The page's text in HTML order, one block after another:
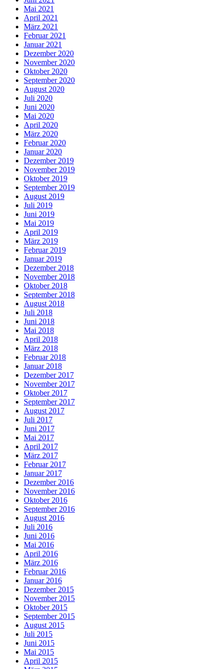
Mai 2021
April 2021
März 2021
Februar 2021
Januar 2021
Dezember 2020
November 2020
Oktober 2020
September 2020
August 2020
Juli 2020
Juni 2020
Mai 2020
April 2020
März 2020
Februar 2020
Januar 2020
Dezember 2019
November 2019
Oktober 2019
September 2019
August 2019
Juli 2019
Juni 2019
Mai 2019
April 2019
März 2019
Februar 2019
Januar 2019
Dezember 2018
November 2018
Oktober 2018
September 2018
August 2018
Juli 2018
Juni 2018
Mai 2018
April 2018
März 2018
Februar 2018
Januar 2018
Dezember 2017
November 2017
Oktober 2017
September 2017
August 2017
Juli 2017
Juni 2017
Mai 2017
April 2017
März 2017
Februar 2017
Januar 2017
Dezember 2016
November 2016
Oktober 2016
September 2016
August 2016
Juli 2016
Juni 2016
Mai 2016
April 2016
März 2016
Februar 2016
Januar 2016
Dezember 2015
November 2015
Oktober 2015
September 2015
August 2015
Juli 2015
Juni 2015
Mai 2015
April 2015